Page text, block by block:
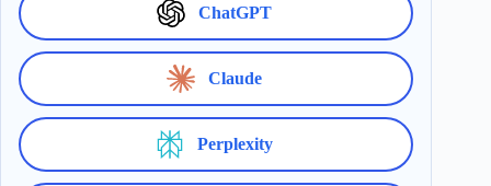
ChatGPT
Claude
Perplexity